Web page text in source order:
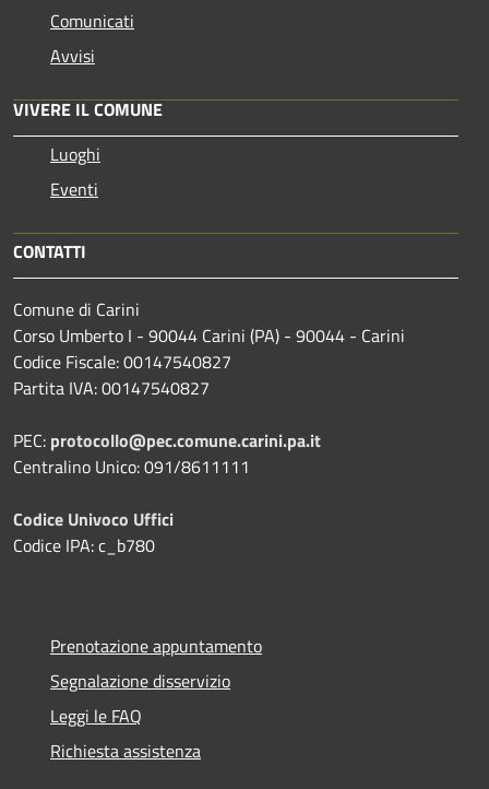
Comunicati
Avvisi
VIVERE IL COMUNE
Luoghi
Eventi
CONTATTI
Comune di Carini
Corso Umberto I - 90044 Carini (PA) - 90044 - Carini
Codice Fiscale: 00147540827
Partita IVA: 00147540827
PEC: protocollo@pec.comune.carini.pa.it
Centralino Unico: 091/8611111
Codice Univoco Uffici
Codice IPA: c_b780
Prenotazione appuntamento
Segnalazione disservizio
Leggi le FAQ
Richiesta assistenza